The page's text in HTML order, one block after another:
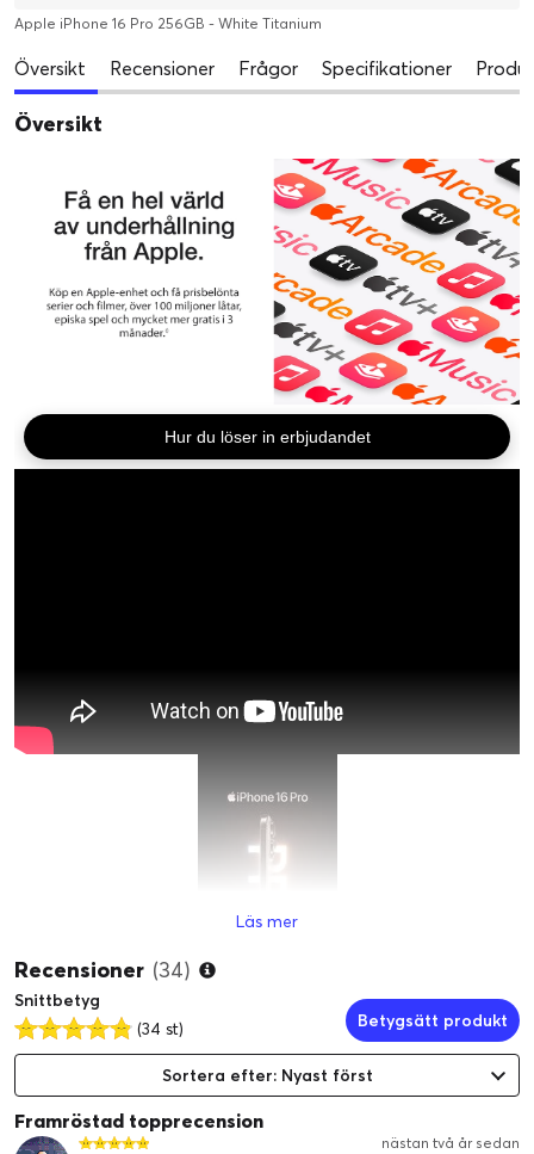
tidigare 11 Pro. ProMotion gör enorm skillnad, går nu inte att
gå tillbaka till en telefon med 60Hz. Stabil uppgradering!
Apple iPhone 16 Pro 256GB - White Titanium
Översikt Recensioner Frågor Specifikationer
Översikt
Hur du löser in erbjudandet
Läs mer
Recensioner (34)
Snittbetyg
(34 st)
Betygsätt produkt
Sortera efter: Nyast först
Framröstad topprecension
nästan två år sedan